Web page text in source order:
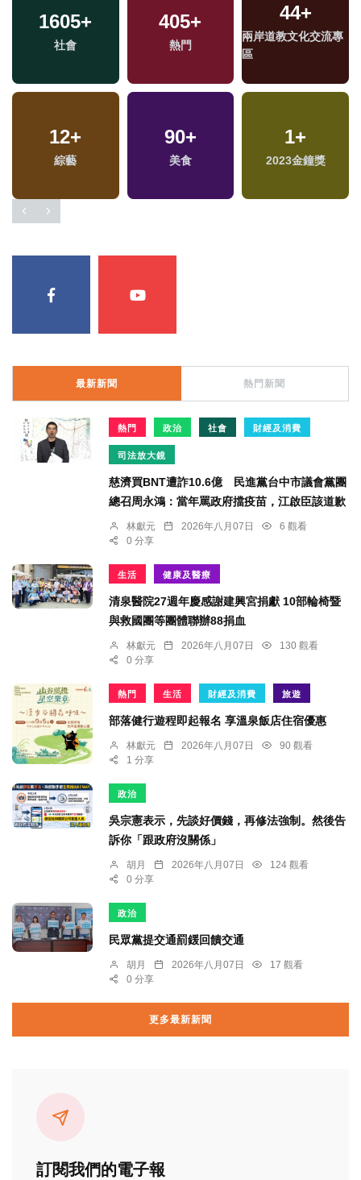
15+
海峽論壇專區
298+
藝文
584+
財經及消費
841+
文教
2+
福建林公信俗文化專
511+
旅遊
最新新聞 熱門新聞
熱門 政治 社會 財經及消費
司法放大鏡
慈濟買BNT遭詐10.6億 民進黨台中市議會黨團
總召周永鴻：當年罵政府擋疫苗，江啟臣該道歉
林獻元 2026年八月07日
6 觀看
0 分享
生活 健康及醫療
清泉醫院27週年慶感謝建興宮捐獻 10部輪椅暨
與救國團等團體聯辦88捐血
林獻元 2026年八月07日
130 觀看
0 分享
熱門 生活 財經及消費 旅遊
部落健行遊程即起報名 享溫泉飯店住宿優惠
林獻元 2026年八月07日
90 觀看
1 分享
政治
吳宗憲表示，先談好價錢，再修法強制。然後告
訴你「跟政府沒關係」
胡月 2026年八月07日
124 觀看
0 分享
政治
民眾黨提交通罰鍰回饋交通
胡月 2026年八月07日
17 觀看
0 分享
更多最新新聞
訂閱我們的電子報